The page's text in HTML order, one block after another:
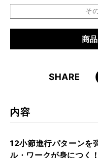
そ
9784845624713
商
SHARE
内容
12小節進行パターンを
ル・ワークが身につく！